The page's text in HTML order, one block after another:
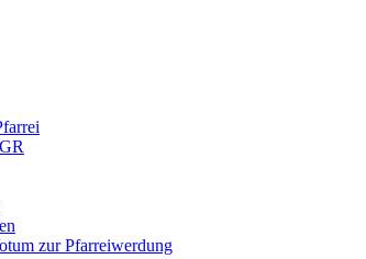
zur Pfarreiwerdung